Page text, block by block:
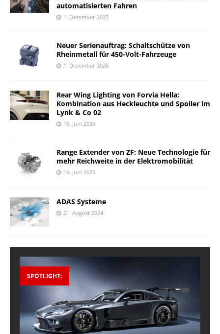
automatisierten Fahren
1. Dezember 2025
Neuer Serienauftrag: Schaltschütze von
Rheinmetall für 450-Volt-Fahrzeuge
1. Dezember 2025
Rear Wing Lighting von Forvia Hella:
Kombination aus Heckleuchte und Spoiler im
Lynk & Co 02
16. Juni 2025
Range Extender von ZF: Neue Technologie für
mehr Reichweite in der Elektromobilität
16. Juni 2025
ADAS Systeme
21. August 2024
SPOTLIGHT: